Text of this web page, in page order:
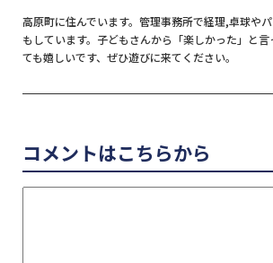
高原町に住んでいます。管理事務所で経理,卓球や
もしています。子どもさんから「楽しかった」と言
ても嬉しいです、ぜひ遊びに来てください。
コメントはこちらから